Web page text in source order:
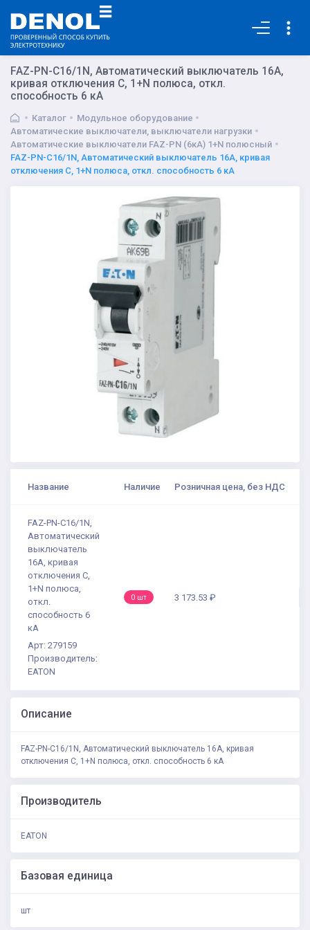
FAZ-PN-C16/1N, Автоматический выключатель 16А,
кривая отключения C, 1+N полюса, откл.
способность 6 кА
Каталог
Модульное оборудование
Автоматические выключатели, выключатели нагрузки
Автоматические выключатели FAZ-PN (6кА) 1+N полюсный
FAZ-PN-C16/1N, Автоматический выключатель 16А, кривая
отключения C, 1+N полюса, откл. способность 6 кА
Название Наличие Розничная цена, без НДС
FAZ-PN-C16/1N,
Автоматический
выключатель
16А, кривая
отключения C,
1+N полюса,
откл.
способность 6
кА
Арт: 279159
Производитель:
EATON
0 шт 3 173.53 ₽
Описание
FAZ-PN-C16/1N, Автоматический выключатель 16А, кривая
отключения C, 1+N полюса, откл. способность 6 кА
Производитель
EATON
Базовая единица
шт